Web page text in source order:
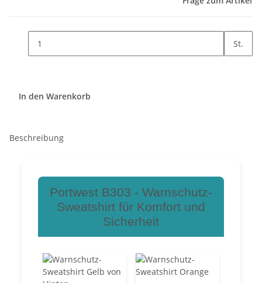
St.
In den Warenkorb
Beschreibung
Portwest B303 - Warnschutz-
Sweatshirt für Komfort und
Sicherheit